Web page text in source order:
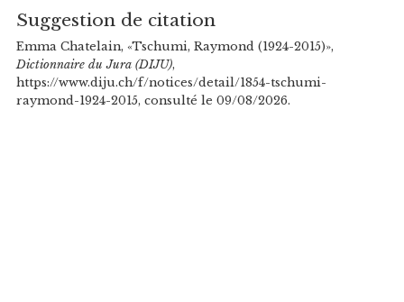
Suggestion de citation
Emma Chatelain, «Tschumi, Raymond (1924-2015)»,
Dictionnaire du Jura (DIJU),
https://www.diju.ch/f/notices/detail/1854-tschumi-
raymond-1924-2015, consulté le 09/08/2026.